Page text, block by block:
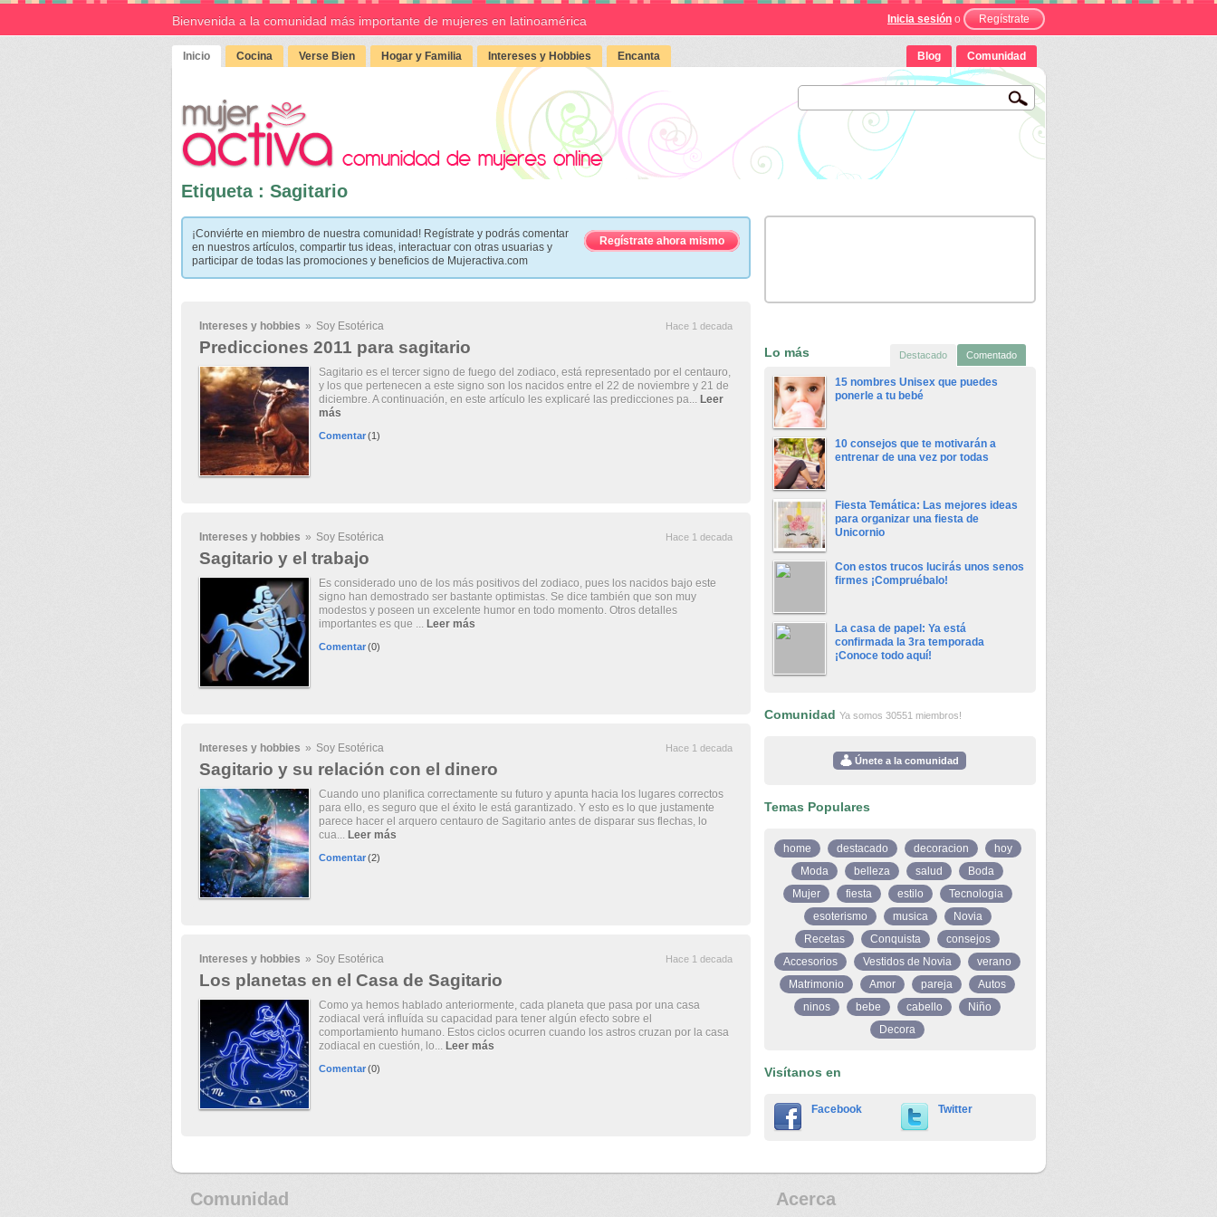
Bienvenida a la comunidad más importante de mujeres en latinoamérica Inicia sesión o Regístrate
Inicio Cocina Verse Bien Hogar y Familia Intereses y Hobbies Encanta Blog Comunidad
Etiqueta : Sagitario
¡Conviérte en miembro de nuestra comunidad! Regístrate y podrás comentar
en nuestros artículos, compartir tus ideas, interactuar con otras usuarias y
participar de todas las promociones y beneficios de Mujeractiva.com
Regístrate ahora mismo
Intereses y hobbies » Soy Esotérica Hace 1 decada
Predicciones 2011 para sagitario
Sagitario es el tercer signo de fuego del zodiaco, está representado por el centauro,
y los que pertenecen a este signo son los nacidos entre el 22 de noviembre y 21 de
diciembre. A continuación, en este artículo les explicaré las predicciones pa... Leer
más
Comentar (1)
Intereses y hobbies » Soy Esotérica Hace 1 decada
Sagitario y el trabajo
Es considerado uno de los más positivos del zodiaco, pues los nacidos bajo este
signo han demostrado ser bastante optimistas. Se dice también que son muy
modestos y poseen un excelente humor en todo momento. Otros detalles
importantes es que ... Leer más
Comentar (0)
Intereses y hobbies » Soy Esotérica Hace 1 decada
Sagitario y su relación con el dinero
Cuando uno planifica correctamente su futuro y apunta hacia los lugares correctos
para ello, es seguro que el éxito le está garantizado. Y esto es lo que justamente
parece hacer el arquero centauro de Sagitario antes de disparar sus flechas, lo
cua... Leer más
Comentar (2)
Intereses y hobbies » Soy Esotérica Hace 1 decada
Los planetas en el Casa de Sagitario
Como ya hemos hablado anteriormente, cada planeta que pasa por una casa
zodiacal verá influída su capacidad para tener algún efecto sobre el
comportamiento humano. Estos ciclos ocurren cuando los astros cruzan por la casa
zodiacal en cuestión, lo... Leer más
Comentar (0)
Lo más Destacado Comentado
15 nombres Unisex que puedes
ponerle a tu bebé
10 consejos que te motivarán a
entrenar de una vez por todas
Fiesta Temática: Las mejores ideas
para organizar una fiesta de
Unicornio
Con estos trucos lucirás unos senos
firmes ¡Compruébalo!
La casa de papel: Ya está
confirmada la 3ra temporada
¡Conoce todo aquí!
Comunidad Ya somos 30551 miembros!
Únete a la comunidad
Temas Populares
home destacado decoracion
hoy
Moda
belleza salud
Boda
Mujer
fiesta estilo
Tecnologia
esoterismo
musica
Novia
Recetas
Conquista
consejos
Accesorios
Vestidos de Novia
verano
Matrimonio
Amor pareja
Autos
ninos
bebe cabello
Niño
Decora
Visítanos en
Facebook Twitter
Comunidad Acerca